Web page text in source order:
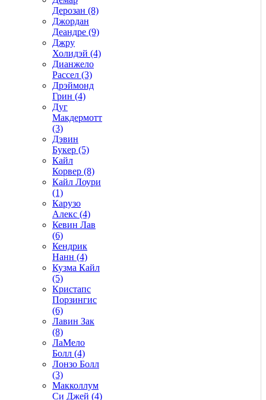
Дерозан (8)
Джордан
Деандре (9)
Джру
Холидэй (4)
Дианжело
Рассел (3)
Дрэймонд
Грин (4)
Дуг
Макдермотт
(3)
Дэвин
Букер (5)
Кайл
Корвер (8)
Кайл Лоури
(1)
Карузо
Алекс (4)
Кевин Лав
(6)
Кендрик
Нанн (4)
Кузма Кайл
(5)
Кристапс
Порзингис
(6)
Лавин Зак
(8)
ЛаМело
Болл (4)
Лонзо Болл
(3)
Макколлум
Си Джей (4)